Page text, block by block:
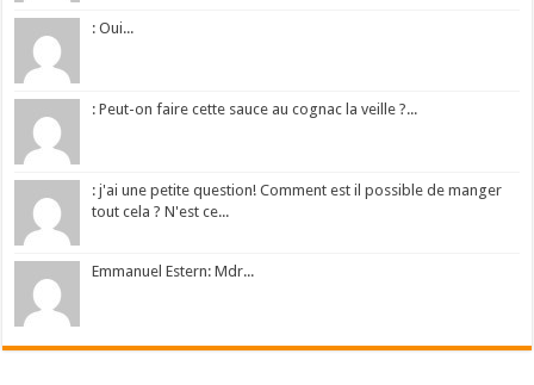
: Oui...
: Peut-on faire cette sauce au cognac la veille ?...
: j'ai une petite question! Comment est il possible de manger
tout cela ? N'est ce...
Emmanuel Estern: Mdr...